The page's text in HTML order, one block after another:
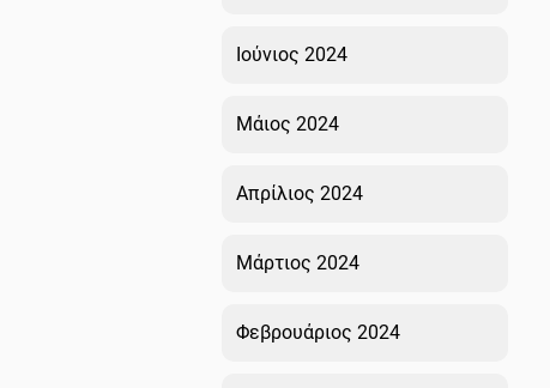
Ιούνιος 2024
Μάιος 2024
Απρίλιος 2024
Μάρτιος 2024
Φεβρουάριος 2024